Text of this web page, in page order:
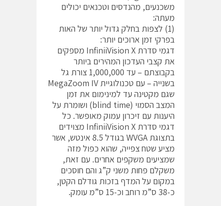
משכנעים, מהנדסים וטכנאים יכולים
מעתה:
(1) לצפות בחלק גדול יותר של האות
בפרקי זמן ארוכים יותר:
דגמי סדרת InfiniiVision X מספקים
את קצבי העדכון המהירים ביותר
בקבוצתם – עד 1,000,000 צורת גל
בשנייה – עם טכנולוגיית MegaZoom IV
שגם מקטינה עד למינימום את זמן
המצב הסמוי (blind time) ושומרת על
היענות עם זיכרון עמוק מאופשר. כל
דגמי סדרת InfiniiVision X מצוידים
בתצוגת WVGA בגודל 8.5 אינטש, אשר
מציע שטח צפייה, שהוא כפול מזה
שמציעים משקפים אחרים. עם זאת,
משקלם פחות משני ק”ג והם חוסכים
במקום על המדף בזכות גודלם הקטן,
כ-38 ס”מ רוחב וכ-15 ס”מ עומק.